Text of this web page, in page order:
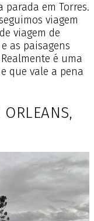
parada em Torres.
viagem
viagem de
as paisagens
é uma
que vale a pena